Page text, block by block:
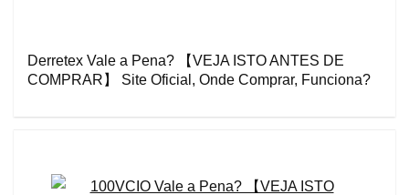
Derretex Vale a Pena? 【VEJA ISTO ANTES DE
COMPRAR】 Site Oficial, Onde Comprar, Funciona?